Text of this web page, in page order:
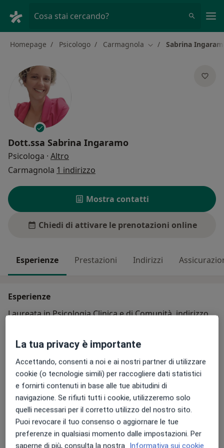
Cosa stai cercando?
Homepage Psicologo Carmagnola Cambia città
Sabrina
Dott.ssa Sabrina Ingaramo
Psicologa · Altro
Carmagnola 1 indirizzo
Mostra contatti
Chiedi di attivare le prenotazioni online
Esperienze Prestazioni Indirizzi
Esperienze
Laureata in Psicologia Clinica e di Comunità, indirizzo
e familiare. Esperta Bes. Tutor Dsa. La mia esperienza
sul territorio mi consente di comprenderne la realtà e
svolgere con passione il mio lavoro. Mi occupo
prevalentemente di adulti, bambini e coppie
genitoriali. Accolgo le persone che stanno vivendo un
momento di disagio personale o relazionale e che
sentono di voler cambiare alcuni aspetti di sé
attraverso la costruzione di nuovi modi di impostare le
proprie relazioni che siano più in linea con il proprio
benessere. Ricevo online e presso il mio studio privato.
AltroSu di me
Aree di competenza principali:
Psicologia clinica
La tua privacy è importante
Accettando, consenti a noi e ai nostri partner di utilizzare
cookie (o tecnologie simili) per raccogliere dati statistici
e fornirti contenuti in base alle tue abitudini di
navigazione. Se rifiuti tutti i cookie, utilizzeremo solo
quelli necessari per il corretto utilizzo del nostro sito.
Puoi revocare il tuo consenso o aggiornare le tue
preferenze in qualsiasi momento dalle impostazioni. Per
saperne di più, consulta la nostra Informativa sui cookie